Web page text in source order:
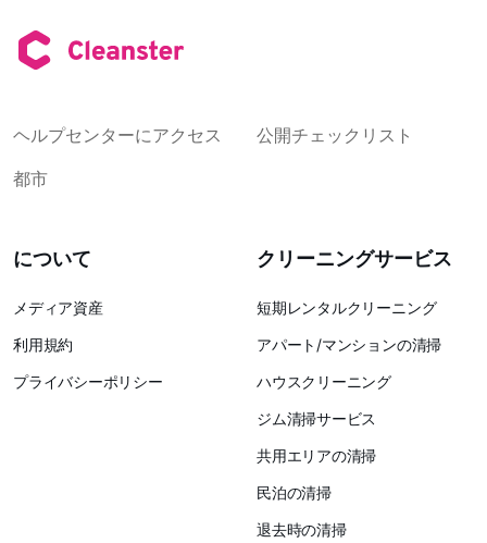
ヘルプセンターにアクセス
公開チェックリスト
都市
について
メディア資産
利用規約
プライバシーポリシー
クリーニングサービス
短期レンタルクリーニング
アパート/マンションの清掃
ハウスクリーニング
ジム清掃サービス
共用エリアの清掃
民泊の清掃
退去時の清掃